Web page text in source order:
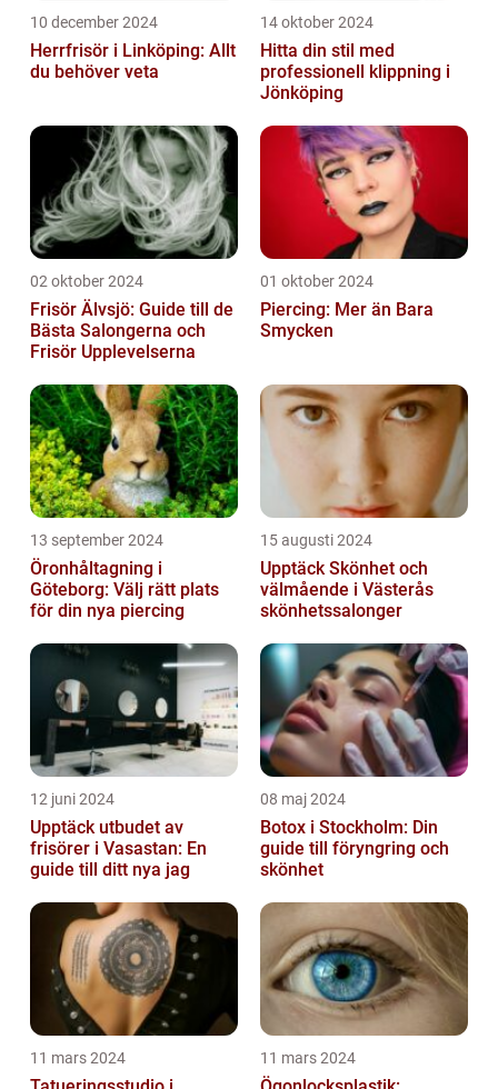
10 december 2024
Herrfrisör i Linköping: Allt
du behöver veta
14 oktober 2024
Hitta din stil med
professionell klippning i
Jönköping
02 oktober 2024
Frisör Älvsjö: Guide till de
Bästa Salongerna och
Frisör Upplevelserna
01 oktober 2024
Piercing: Mer än Bara
Smycken
13 september 2024
Öronhåltagning i
Göteborg: Välj rätt plats
för din nya piercing
15 augusti 2024
Upptäck Skönhet och
välmående i Västerås
skönhetssalonger
12 juni 2024
Upptäck utbudet av
frisörer i Vasastan: En
guide till ditt nya jag
08 maj 2024
Botox i Stockholm: Din
guide till föryngring och
skönhet
11 mars 2024 11 mars 2024